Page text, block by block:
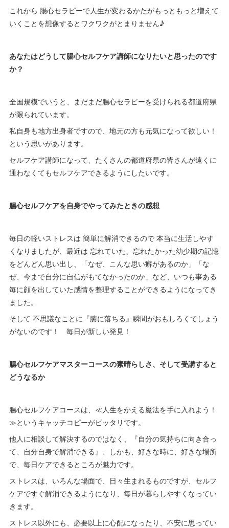
これから 腸心セラピーで人生が変わるかたがもっともっと増えて
いくことを想像するとワクワクがとまりません♪
あなたはどうして腸心セルフケア講師になりたいと思ったのです
か？
全国規模でいうと、まだまだ腸心セラピーを受けられる都道府県
が限られています。
私自身も地方出身者ですので、地元の方も元気になって欲しい！
という思いがあります。
セルフケア講師になって、たくさんの都道府県の皆さんが遠くに
通わなくてもセルフケアできるようにしたいです。
腸心セルフケアを自身でやってみたときの感想
毎日の軽いストレスは 簡単に解消できるので 本当に生活しやす
くなりましたが、最近は 忘れていた、忘れたかった幼少期の記憶
をどんどん思い出し、「なぜ、こんな思い癖があるのか」「な
ぜ、今まで自分に自信がもてなかったのか」など、いつも事ある
毎に顔を出していた感情を整理することができるようになってき
ました。
そして 不思議なことに『腑に落ちる』瞬間がおもしろくてしょう
がないのです！ 毎日が新しい発見！
腸心セルフケアマスターコースの素晴らしさ、そして受講すると
どうなるか
腸心セルフケアコースは、≪人生をかえる魔法を手に入れよう！
≫というキャッチコピーがピッタリです。
他人に相談して解決するのではなく、『自分の気持ちに向き合っ
て、自分自身で解消できる』、しかも、好きな時に、好きな場所
で、毎日ケアできるところが魅力です。
ストレスは、いろんな場面で、日々生まれるものですが、セルフ
ケアですぐ解消できるようになり、毎日が暮らしやすくなってい
きます。
ストレス以外にも、必要以上に心配になったり、不安に思ってい